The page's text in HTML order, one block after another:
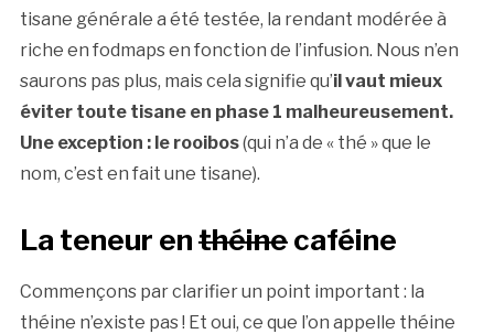
tisane générale a été testée, la rendant modérée à
riche en fodmaps en fonction de l’infusion. Nous n’en
saurons pas plus, mais cela signifie qu’il vaut mieux
éviter toute tisane en phase 1 malheureusement.
Une exception : le rooibos(qui n’a de « thé » que le
nom, c’est en fait une tisane).
La teneur enthéinecaféine
Commençons par clarifier un point important : la
théine n’existe pas ! Et oui, ce que l’on appelle théine